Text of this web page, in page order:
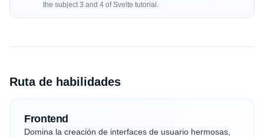
the subject 3 and 4 of Svelte tutorial.
Ruta de habilidades
Frontend
Domina la creación de interfaces de usuario hermosas,